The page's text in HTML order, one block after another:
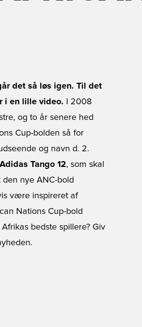
det så løs igen. Til det
i en lille video. I 2008
og to år senere hed
Cup-bolden så for
og navn d. 2.
Adidas Tango 12, som skal
nye ANC-bold
være inspireret af
Nations Cup-bold
bedste spillere? Giv